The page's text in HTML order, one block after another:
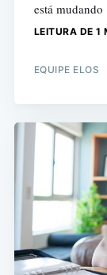
está mudando
LEITURA DE 1
EQUIPE ELOS